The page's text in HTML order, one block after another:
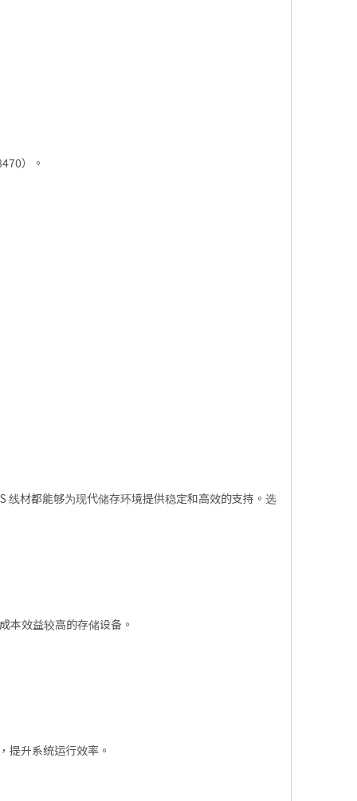
）。
线材都能够为现代储存环境提供稳定和高效的支持。选
本效益较高的存储设备。
提升系统运行效率。